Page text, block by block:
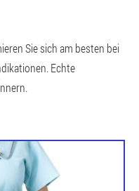
Sie sich am besten bei
Echte